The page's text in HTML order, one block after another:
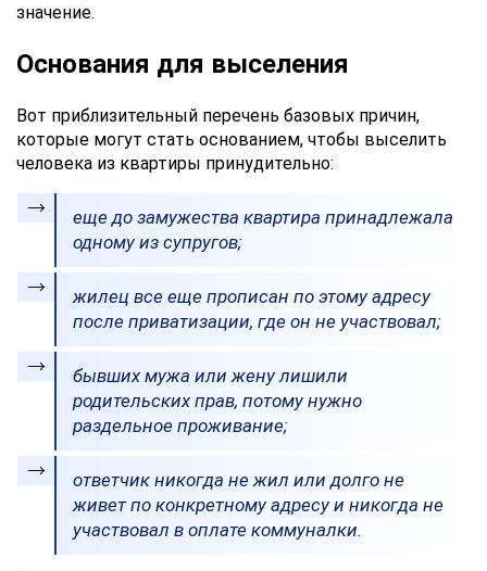
значение.
Основания для выселения
Вот приблизительный перечень базовых причин,
которые могут стать основанием, чтобы выселить
человека из квартиры принудительно:
еще до замужества квартира принадлежала
одному из супругов;
жилец все еще прописан по этому адресу
после приватизации, где он не участвовал;
бывших мужа или жену лишили
родительских прав, потому нужно
раздельное проживание;
ответчик никогда не жил или долго не
живет по конкретному адресу и никогда не
участвовал в оплате коммуналки.